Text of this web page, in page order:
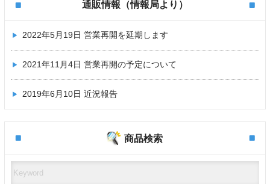
通販情報（情報局より）
2022年5月19日 営業再開を延期します
2021年11月4日 営業再開の予定について
2019年6月10日 近況報告
商品検索